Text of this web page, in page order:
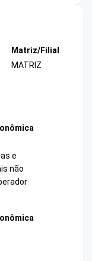
Matriz/Filial
MATRIZ
e
não